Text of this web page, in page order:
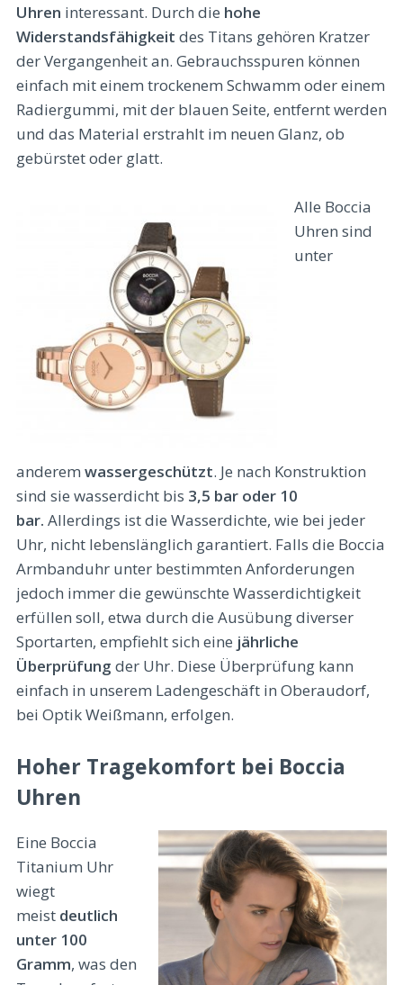
Uhren interessant. Durch die hohe
Widerstandsfähigkeit des Titans gehören Kratzer
der Vergangenheit an. Gebrauchsspuren können
einfach mit einem trockenem Schwamm oder einem
Radiergummi, mit der blauen Seite, entfernt werden
und das Material erstrahlt im neuen Glanz, ob
gebürstet oder glatt.
Alle Boccia
Uhren sind
unter
anderem wassergeschützt. Je nach Konstruktion
sind sie wasserdicht bis 3,5 bar oder 10
bar. Allerdings ist die Wasserdichte, wie bei jeder
Uhr, nicht lebenslänglich garantiert. Falls die Boccia
Armbanduhr unter bestimmten Anforderungen
jedoch immer die gewünschte Wasserdichtigkeit
erfüllen soll, etwa durch die Ausübung diverser
Sportarten, empfiehlt sich eine jährliche
Überprüfung der Uhr. Diese Überprüfung kann
einfach in unserem Ladengeschäft in Oberaudorf,
bei Optik Weißmann, erfolgen.
Hoher Tragekomfort bei Boccia
Uhren
Eine Boccia
Titanium Uhr
wiegt
meist deutlich
unter 100
Gramm, was den